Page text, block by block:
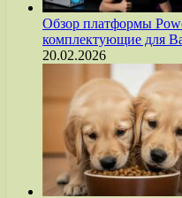
Обзор платформы
комплектующие для
20.02.2026